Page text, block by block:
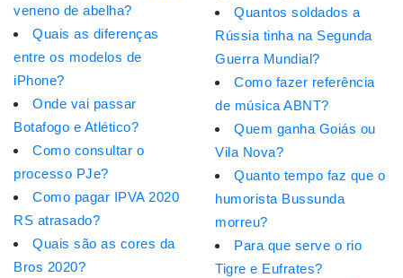
veneno de abelha?
Quais as diferenças
entre os modelos de
iPhone?
Onde vai passar
Botafogo e Atlético?
Como consultar o
processo PJe?
Como pagar IPVA 2020
RS atrasado?
Quais são as cores da
Bros 2020?
Quantos soldados a
Rússia tinha na Segunda
Guerra Mundial?
Como fazer referência
de música ABNT?
Quem ganha Goiás ou
Vila Nova?
Quanto tempo faz que o
humorista Bussunda
morreu?
Para que serve o rio
Tigre e Eufrates?